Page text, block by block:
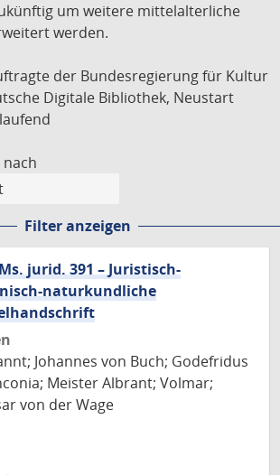
um weitere mittelalterliche
werden.
der Bundesregierung für Kultur
Digitale Bibliothek, Neustart
laufend
Filter anzeigen
jurid. 391 – Juristisch-
naturkundliche
Johannes von Buch; Godefridus
Meister Albrant; Volmar;
von der Wage